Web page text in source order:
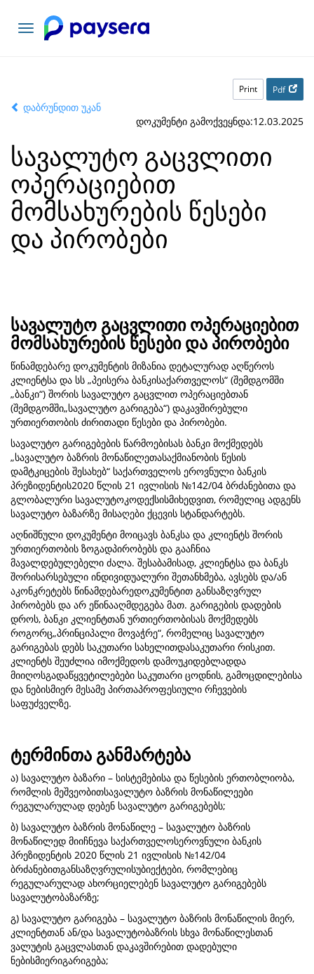
Toggle
navigation
Print Pdf
დაბრუნდით უკან
დოკუმენტი გამოქვეყნდა:12.03.2025
სავალუტო გაცვლითი
ოპერაციებით
მომსახურების წესები
და პირობები
სავალუტო გაცვლითი ოპერაციებით
მომსახურების წესები და პირობები
წინამდებარე დოკუმენტის მიზანია დეტალურად აღწეროს
კლიენტსა და სს „პეისერა ბანკისაქართველოს“ (შემდგომში
„ბანკი“) შორის სავალუტო გაცვლით ოპერაციებთან
(შემდგომში„სავალუტო გარიგება“) დაკავშირებული
ურთიერთობის ძირითადი წესები და პირობები.
სავალუტო გარიგებების წარმოებისას ბანკი მოქმედებს
„სავალუტო ბაზრის მონაწილეთასაქმიანობის წესის
დამტკიცების შესახებ“ საქართველოს ეროვნული ბანკის
პრეზიდენტის2020 წლის 21 ივლისის №142/04 ბრძანებითა და
გლობალური სავალუტოკოდექსისმიხედვით, რომელიც ადგენს
სავალუტო ბაზარზე მისაღები ქცევის სტანდარტებს.
აღნიშნული დოკუმენტი მოიცავს ბანკსა და კლიენტს შორის
ურთიერთობის ზოგადპირობებს და გააჩნია
მავალდებულებელი ძალა. შესაბამისად, კლიენტსა და ბანკს
შორისარსებული ინდივიდუალური შეთანხმება, ავსებს და/ან
აკონკრეტებს წინამდებარედოკუმენტით განსაზღვრულ
პირობებს და არ ეწინააღმდეგება მათ. გარიგების დადების
დროს, ბანკი კლიენტთან ურთიერთობისას მოქმედებს
როგორც„პრინციპალი მოვაჭრე“, რომელიც სავალუტო
გარიგებას დებს საკუთარი სახელითდასაკუთარი რისკით.
კლიენტს შეუძლია იმოქმედოს დამოუკიდებლადდა
მიიღოსგადაწყვეტილებები საკუთარი ცოდნის, გამოცდილებისა
და ნებისმიერ მესამე პირთაპროფესიული რჩევების
საფუძველზე.
ტერმინთა განმარტება
ა) სავალუტო ბაზარი – სისტემებისა და წესების ერთობლიობა,
რომლის მეშვეობითსავალუტო ბაზრის მონაწილეები
რეგულარულად დებენ სავალუტო გარიგებებს;
ბ) სავალუტო ბაზრის მონაწილე – სავალუტო ბაზრის
მონაწილედ მიიჩნევა საქართველოსეროვნული ბანკის
პრეზიდენტის 2020 წლის 21 ივლისის №142/04
ბრძანებითგანსაზღვრულისუბიექტები, რომლებიც
რეგულარულად ახორციელებენ სავალუტო გარიგებებს
სავალუტობაზარზე;
გ) სავალუტო გარიგება – სავალუტო ბაზრის მონაწილის მიერ,
კლიენტთან ან/და სავალუტობაზრის სხვა მონაწილესთან
ვალუტის გაცვლასთან დაკავშირებით დადებული
ნებისმიერიგარიგება;